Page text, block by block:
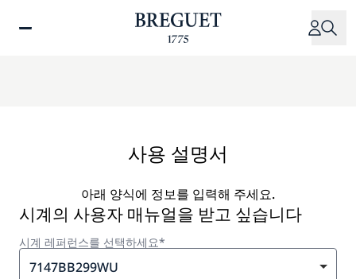
사용 설명서
아래 양식에 정보를 입력해 주세요.
시계의 사용자 매뉴얼을 받고 싶습니다
시계 레퍼런스를 선택하세요*
7147BB299WU